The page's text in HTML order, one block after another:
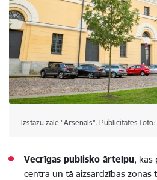
Izstāžu zāle "Arsenāls". Publicitātes
Vecrīgas publisko ārtelpu, kas
centra un tā aizsardzības